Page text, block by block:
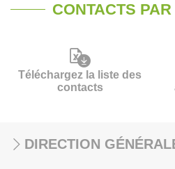
CONTACTS
Téléchargez la liste des
contacts
DIRECTION